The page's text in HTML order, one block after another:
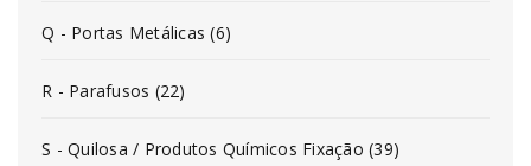
Q - Portas Metálicas (6)
R - Parafusos (22)
S - Quilosa / Produtos Químicos Fixação (39)